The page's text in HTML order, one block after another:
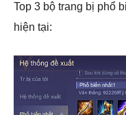
Top 3 bộ trang bị phổ
hiện tại: